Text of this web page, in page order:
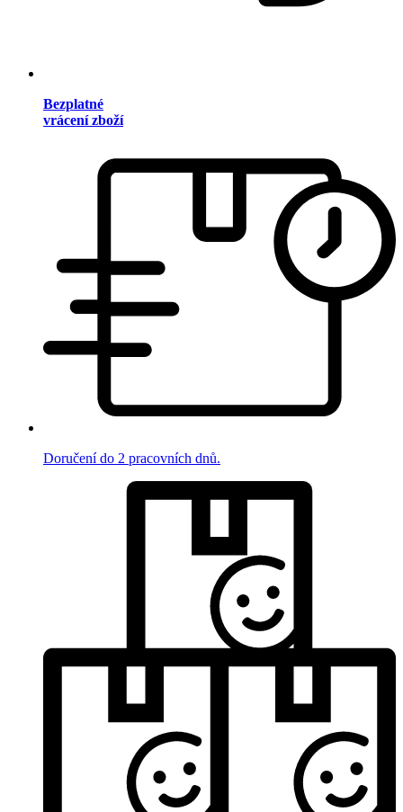
Bezplatné
vrácení zboží
Doručení do 2 pracovních dnů.